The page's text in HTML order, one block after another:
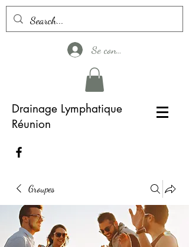
Se connecter
Drainage Lymphatique
Réunion
Groupes